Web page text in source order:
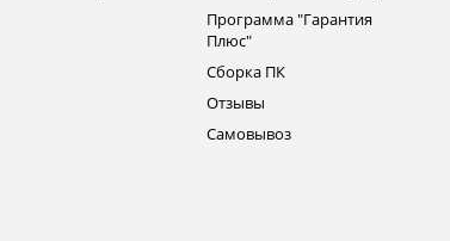
Программа "Гарантия
Плюс"
Сборка ПК
Отзывы
Самовывоз